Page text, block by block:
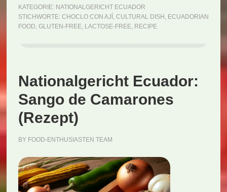
con
(Rezept)
KATEGORIE: NATIONALGERICHT ECUADOR
STICHWORTE: CHOCLO CON AJÍ , CULTURAL DISH , ECUADORIAN
FOOD, GLUTEN-FREE, LACTOSE-FREE, RECIPE
Nationalgericht Ecuador:
Sango de Camarones
(Rezept)
BY FOOD-ENTHUSIASTEN TEAM